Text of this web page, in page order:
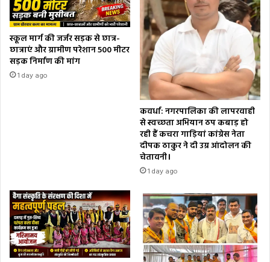
स्कूल मार्ग की जर्जर सड़क से छात्र-
छात्राएं और ग्रामीण परेशान 500 मीटर
सड़क निर्माण की मांग
1 day ago
कवर्धा: नगरपालिका की लापरवाही
से स्वच्छता अभियान ठप कबाड़ हो
रही हैं कचरा गाड़ियां कांग्रेस नेता
दीपक ठाकुर ने दी उग्र आंदोलन की
चेतावनी।
1 day ago